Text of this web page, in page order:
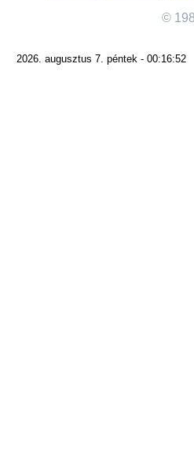
©
2026. augusztus 7. péntek - 00:16:52